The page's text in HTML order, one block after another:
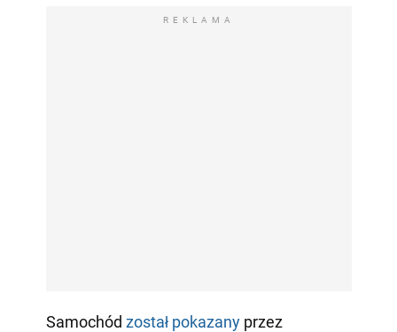
REKLAMA
Samochód został pokazanyprzez